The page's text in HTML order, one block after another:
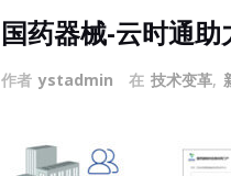
国药器械-云时通
作者 ystadmin 在 技术变革,